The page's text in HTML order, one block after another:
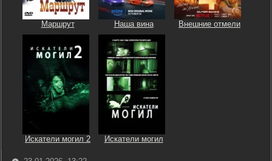
Маршрут Наша вина Внешние отмели
Искатели могил 2 Искатели могил